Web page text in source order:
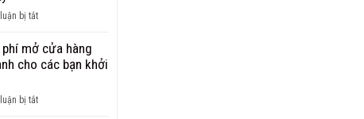
tín
thoát
ve
chó
cho
tốt
nhất
cách
bị tắtở
10+
Mẫu
Chó
mở cửa hàng
cho các bạn khởi
bị tắtở